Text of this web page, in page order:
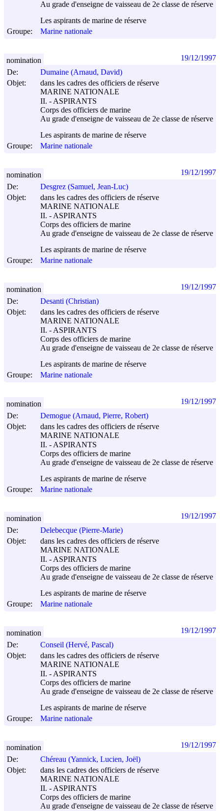
Au grade d'enseigne de vaisseau de 2e classe de réserve
Les aspirants de marine de réserve
Groupe:
Marine nationale
De:
Dumaine (Arnaud, David)
Objet:
dans les cadres des officiers de réserve
MARINE NATIONALE
II. - ASPIRANTS
Corps des officiers de marine
Au grade d'enseigne de vaisseau de 2e classe de réserve
Les aspirants de marine de réserve
Groupe:
Marine nationale
nomination 19/12/1997
De:
Desgrez (Samuel, Jean-Luc)
Objet:
dans les cadres des officiers de réserve
MARINE NATIONALE
II. - ASPIRANTS
Corps des officiers de marine
Au grade d'enseigne de vaisseau de 2e classe de réserve
Les aspirants de marine de réserve
Groupe:
Marine nationale
nomination 19/12/1997
De:
Desanti (Christian)
Objet:
dans les cadres des officiers de réserve
MARINE NATIONALE
II. - ASPIRANTS
Corps des officiers de marine
Au grade d'enseigne de vaisseau de 2e classe de réserve
Les aspirants de marine de réserve
Groupe:
Marine nationale
nomination 19/12/1997
De:
Demogue (Arnaud, Pierre, Robert)
Objet:
dans les cadres des officiers de réserve
MARINE NATIONALE
II. - ASPIRANTS
Corps des officiers de marine
Au grade d'enseigne de vaisseau de 2e classe de réserve
Les aspirants de marine de réserve
Groupe:
Marine nationale
nomination 19/12/1997
De:
Delebecque (Pierre-Marie)
Objet:
dans les cadres des officiers de réserve
MARINE NATIONALE
II. - ASPIRANTS
Corps des officiers de marine
Au grade d'enseigne de vaisseau de 2e classe de réserve
Les aspirants de marine de réserve
Groupe:
Marine nationale
nomination 19/12/1997
De:
Conseil (Hervé, Pascal)
Objet:
dans les cadres des officiers de réserve
MARINE NATIONALE
II. - ASPIRANTS
Corps des officiers de marine
Au grade d'enseigne de vaisseau de 2e classe de réserve
Les aspirants de marine de réserve
Groupe:
Marine nationale
nomination 19/12/1997
De:
Chéreau (Yannick, Lucien, Joël)
Objet:
dans les cadres des officiers de réserve
MARINE NATIONALE
II. - ASPIRANTS
Corps des officiers de marine
Au grade d'enseigne de vaisseau de 2e classe de réserve
nomination 19/12/1997